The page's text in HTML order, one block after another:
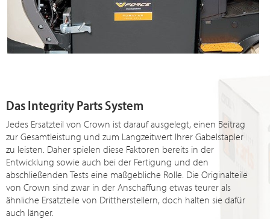
Das Integrity Parts System
Jedes Ersatzteil von Crown ist darauf ausgelegt, einen Beitrag
zur Gesamtleistung und zum Langzeitwert Ihrer Gabelstapler
zu leisten. Daher spielen diese Faktoren bereits in der
Entwicklung sowie auch bei der Fertigung und den
abschließenden Tests eine maßgebliche Rolle. Die Originalteile
von Crown sind zwar in der Anschaffung etwas teurer als
ähnliche Ersatzteile von Drittherstellern, doch halten sie dafür
auch länger.